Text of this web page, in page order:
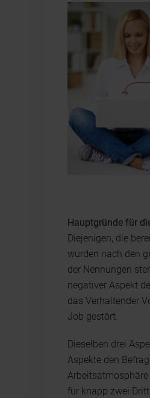
Hauptgründe für
Diejenigen, die
wurden nach den
der Nennungen
negativer Aspekt
das Verhaltender
Job gestört.
Dieselben drei
Aspekte den
für knapp zwei